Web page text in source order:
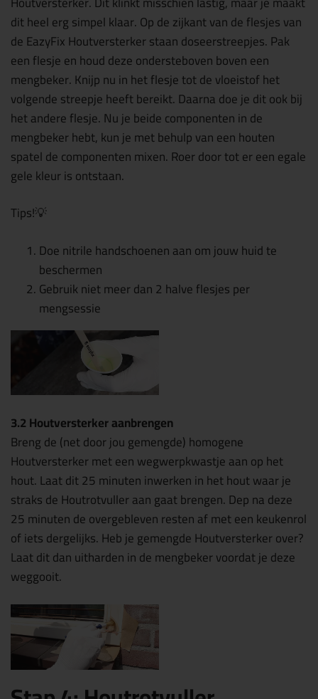
dit heel erg simpel klaar. Op de zijkant van de flesjes van
de EazyFix Houtversterker staan doseerstreepjes. Pak
een flesje en houd deze ondersteboven boven een
mengbeker. Knijp nu in het flesje tot de vloeistof het
volgende streepje heeft bereikt. Daarna doe je dit ook bij
het andere flesje. Nu je beide componenten in de
mengbeker hebt, kun je met behulp van een houten
spatel de componenten mixen. Roer door tot er een egale
gele kleur is ontstaan.
Tips!💡
Doe nitrile handschoenen aan om jouw huid te
beschermen
Gebruik niet meer dan 2 halve flesjes per
mengsessie
3.2 Houtversterker aanbrengen
Breng de (net door jou gemengde) homogene
Houtversterker met een wegwerpkwastje aan op het
hout. Laat dit 25 minuten inwerken in het hout waar je
straks de Houtrotvuller aan gaat brengen. Dep na deze
25 minuten de overgebleven resten af met een keukenrol
of iets dergelijks. Heb je gemengde Houtversterker over?
Laat dit dan uitharden in de mengbeker voordat je deze
weggooit.